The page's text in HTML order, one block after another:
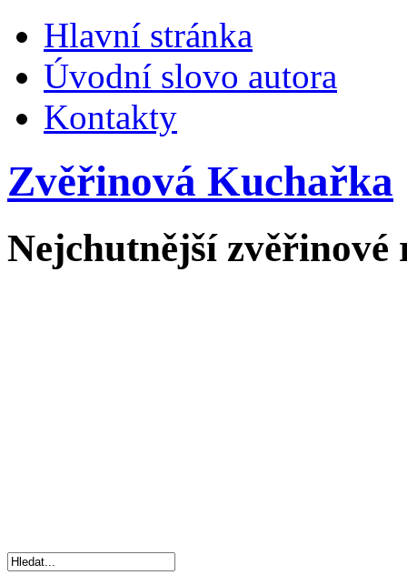
Hlavní stránka
Úvodní slovo autora
Kontakty
Zvěřinová Kuchařka
Nejchutnější zvěřinové